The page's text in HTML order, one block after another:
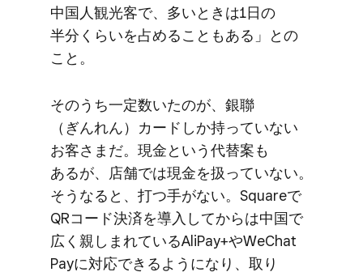
中国人観光客で、​多い​ときは​1日の​
半分くらいを​占める​こともある」との​
こと。
そのうち一定​数いたのが、​銀聯​
（ぎんれん）​カードしか​持っていない​
お客さまだ。​現金と​いう​代替案も​
あるが、​店舗では​現金を​扱っていない。​
そうなると、​打つ​手が​ない。​Squareで​
QRコード決済を​導入してからは​中国で​
広く​親しまれている​AliPay+や​WeChat
Payに​対応できるようになり、​取り​